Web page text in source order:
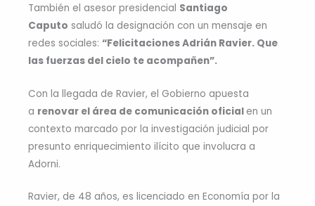
También el asesor presidencial Santiago
Caputo saludó la designación con un mensaje en
redes sociales: “Felicitaciones Adrián Ravier. Que
las fuerzas del cielo te acompañen”.
Con la llegada de Ravier, el Gobierno apuesta
a renovar el área de comunicación oficial en un
contexto marcado por la investigación judicial por
presunto enriquecimiento ilícito que involucra a
Adorni.
Ravier, de 48 años, es licenciado en Economía por la